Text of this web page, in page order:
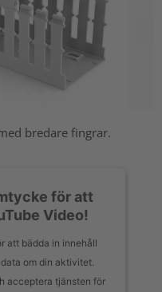
bredare fingrar.
för att
Video!
att bädda in innehåll
om din aktivitet.
acceptera tjänsten för